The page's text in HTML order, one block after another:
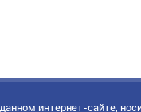
интернет-сайте,